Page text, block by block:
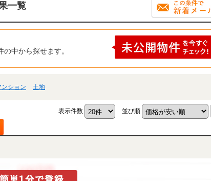
一覧
の中から探せます。
ション 土地
表示件数 並び順